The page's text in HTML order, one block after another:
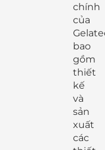
chính
của
bao
gồm
thiết
kế
và
sản
xuất
các